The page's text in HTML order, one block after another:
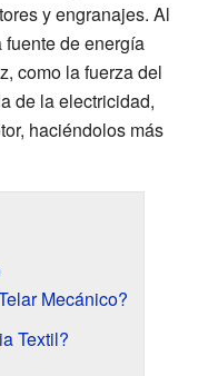
y engranajes. Al
de energía
como la fuerza del
de la electricidad,
haciéndolos más
Mecánico?
Textil?